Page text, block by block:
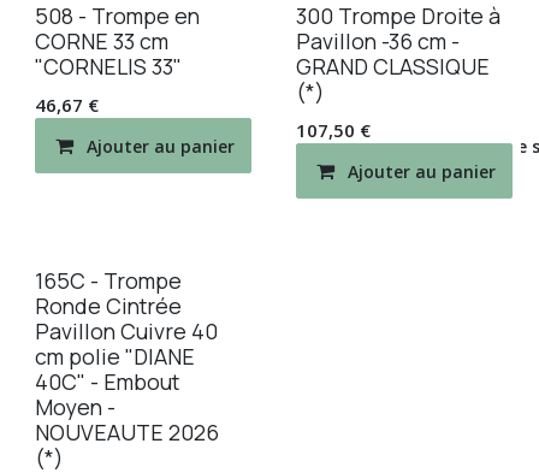
508 - Trompe en
CORNE 33 cm
"CORNELIS 33"
46,67 €
Ajouter au panier Ajouter à la liste de
300 Trompe Droite à
Pavillon -36 cm -
GRAND CLASSIQUE
(*)
107,50 €
Ajouter au panier
165C - Trompe
Ronde Cintrée
Pavillon Cuivre 40
cm polie "DIANE
40C" - Embout
Moyen -
NOUVEAUTE 2026
(*)